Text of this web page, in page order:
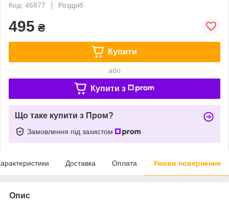
Код: 46877
Роздріб
495 ₴
Купити
або
Купити з
Що таке купити з Пром?
Замовлення під захистом
Доставка Оплата Умови повернення
Опис